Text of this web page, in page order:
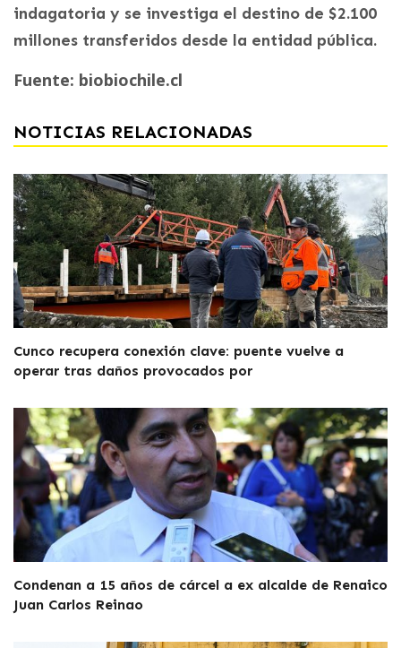
indagatoria y se investiga el destino de $2.100
millones transferidos desde la entidad pública.
Fuente: biobiochile.cl
NOTICIAS RELACIONADAS
Cunco recupera conexión clave: puente vuelve a
operar tras daños provocados por
Condenan a 15 años de cárcel a ex alcalde de Renaico
Juan Carlos Reinao